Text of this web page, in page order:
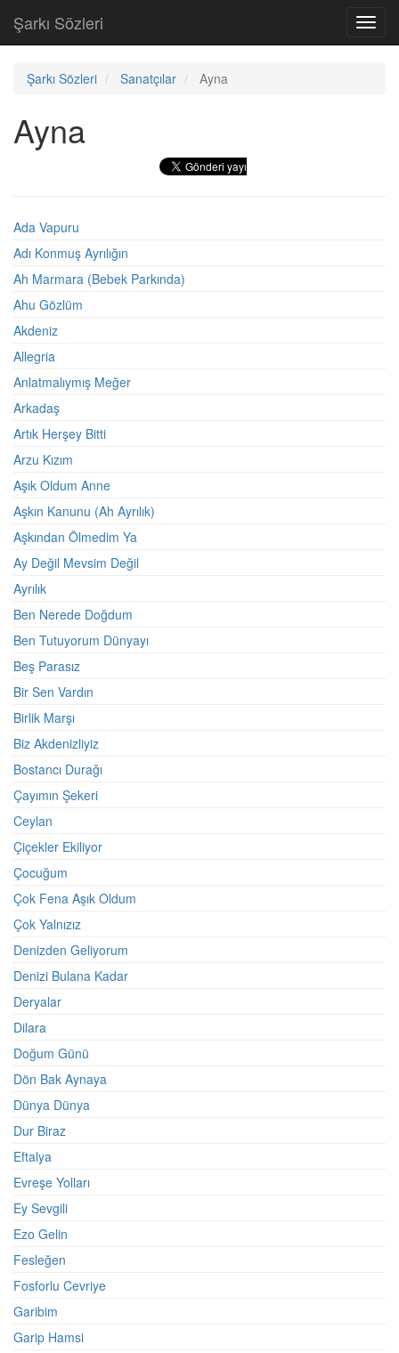
Şarkı Sözleri
Şarkı Sözleri Sanatçılar Ayna
Ayna
Ada Vapuru
Adı Konmuş Ayrılığın
Ah Marmara (Bebek Parkında)
Ahu Gözlüm
Akdeniz
Allegria
Anlatmalıymış Meğer
Arkadaş
Artık Herşey Bitti
Arzu Kızım
Aşık Oldum Anne
Aşkın Kanunu (Ah Ayrılık)
Aşkından Ölmedim Ya
Ay Değil Mevsim Değil
Ayrılık
Ben Nerede Doğdum
Ben Tutuyorum Dünyayı
Beş Parasız
Bir Sen Vardın
Birlik Marşı
Biz Akdenizliyiz
Bostancı Durağı
Çayımın Şekeri
Ceylan
Çiçekler Ekiliyor
Çocuğum
Çok Fena Aşık Oldum
Çok Yalnızız
Denizden Geliyorum
Denizi Bulana Kadar
Deryalar
Dilara
Doğum Günü
Dön Bak Aynaya
Dünya Dünya
Dur Biraz
Eftalya
Evreşe Yolları
Ey Sevgili
Ezo Gelin
Fesleğen
Fosforlu Cevriye
Garibim
Garip Hamsi